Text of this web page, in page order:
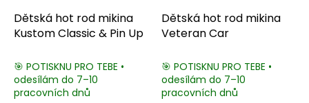
Dětská hot rod mikina
Kustom Classic & Pin Up
🎯 POTISKNU PRO TEBE •
odesílám do 7–10
pracovních dnů
Dětská hot rod mikina
Veteran Car
🎯 POTISKNU PRO TEBE •
odesílám do 7–10
pracovních dnů